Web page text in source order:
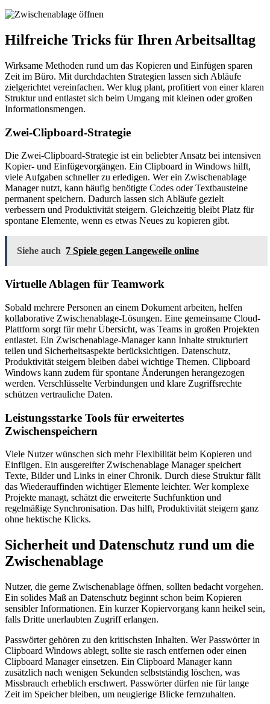
Hilfreiche Tricks für Ihren Arbeitsalltag
Wirksame Methoden rund um das Kopieren und Einfügen sparen
Zeit im Büro. Mit durchdachten Strategien lassen sich Abläufe
zielgerichtet vereinfachen. Wer klug plant, profitiert von einer klaren
Struktur und entlastet sich beim Umgang mit kleinen oder großen
Informationsmengen.
Zwei-Clipboard-Strategie
Die Zwei-Clipboard-Strategie ist ein beliebter Ansatz bei intensiven
Kopier- und Einfügevorgängen. Ein Clipboard in Windows hilft,
viele Aufgaben schneller zu erledigen. Wer ein Zwischenablage
Manager nutzt, kann häufig benötigte Codes oder Textbausteine
permanent speichern. Dadurch lassen sich Abläufe gezielt
verbessern und Produktivität steigern. Gleichzeitig bleibt Platz für
spontane Elemente, wenn es etwas Neues zu kopieren gibt.
Siehe auch 7 Spiele gegen Langeweile online
Virtuelle Ablagen für Teamwork
Sobald mehrere Personen an einem Dokument arbeiten, helfen
kollaborative Zwischenablage-Lösungen. Eine gemeinsame Cloud-
Plattform sorgt für mehr Übersicht, was Teams in großen Projekten
entlastet. Ein Zwischenablage-Manager kann Inhalte strukturiert
teilen und Sicherheitsaspekte berücksichtigen. Datenschutz,
Produktivität steigern bleiben dabei wichtige Themen. Clipboard
Windows kann zudem für spontane Änderungen herangezogen
werden. Verschlüsselte Verbindungen und klare Zugriffsrechte
schützen vertrauliche Daten.
Leistungsstarke Tools für erweitertes
Zwischenspeichern
Viele Nutzer wünschen sich mehr Flexibilität beim Kopieren und
Einfügen. Ein ausgereifter Zwischenablage Manager speichert
Texte, Bilder und Links in einer Chronik. Durch diese Struktur fällt
das Wiederauffinden wichtiger Elemente leichter. Wer komplexe
Projekte managt, schätzt die erweiterte Suchfunktion und
regelmäßige Synchronisation. Das hilft, Produktivität steigern ganz
ohne hektische Klicks.
Sicherheit und Datenschutz rund um die
Zwischenablage
Nutzer, die gerne Zwischenablage öffnen, sollten bedacht vorgehen.
Ein solides Maß an Datenschutz beginnt schon beim Kopieren
sensibler Informationen. Ein kurzer Kopiervorgang kann heikel sein,
falls Dritte unerlaubten Zugriff erlangen.
Passwörter gehören zu den kritischsten Inhalten. Wer Passwörter in
Clipboard Windows ablegt, sollte sie rasch entfernen oder einen
Clipboard Manager einsetzen. Ein Clipboard Manager kann
zusätzlich nach wenigen Sekunden selbstständig löschen, was
Missbrauch erheblich erschwert. Passwörter dürfen nie für lange
Zeit im Speicher bleiben, um neugierige Blicke fernzuhalten.